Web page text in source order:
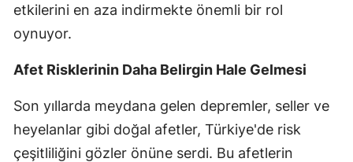
Niğde
Rize
Sakarya
Samsun
etkilerini en aza indirmekte önemli bir rol
oynuyor.
Afet Risklerinin Daha Belirgin Hale Gelmesi
Son yıllarda meydana gelen depremler, seller ve
heyelanlar gibi doğal afetler, Türkiye'de risk
çeşitliliğini gözler önüne serdi. Bu afetlerin